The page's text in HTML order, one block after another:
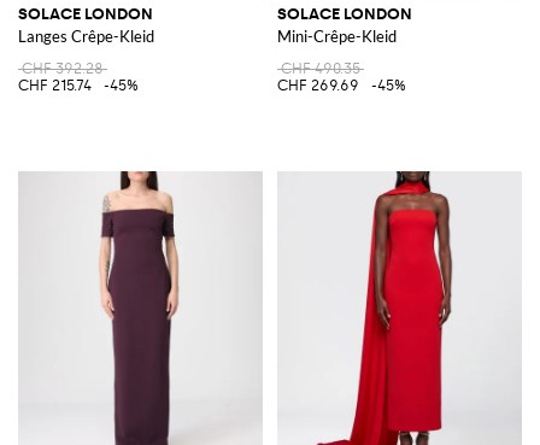
SOLACE LONDON
Langes Crêpe-Kleid
CHF 392.28
CHF 215.74
-45%
SOLACE LONDON
Mini-Crêpe-Kleid
CHF 490.35
CHF 269.69
-45%